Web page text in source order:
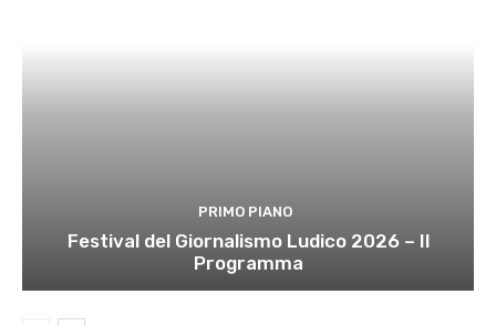
PRIMO PIANO
Festival del Giornalismo Ludico 2026 – Il
Programma